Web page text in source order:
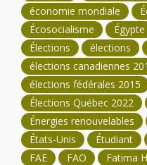
économie mondiale
Écosocialisme
Égypte
Élections
élections
élections canadiennes
élections fédérales 2015
Élections Québec 2022
Énergies renouvelables
États-Unis
Étudiant
FAE
FAO Fatima